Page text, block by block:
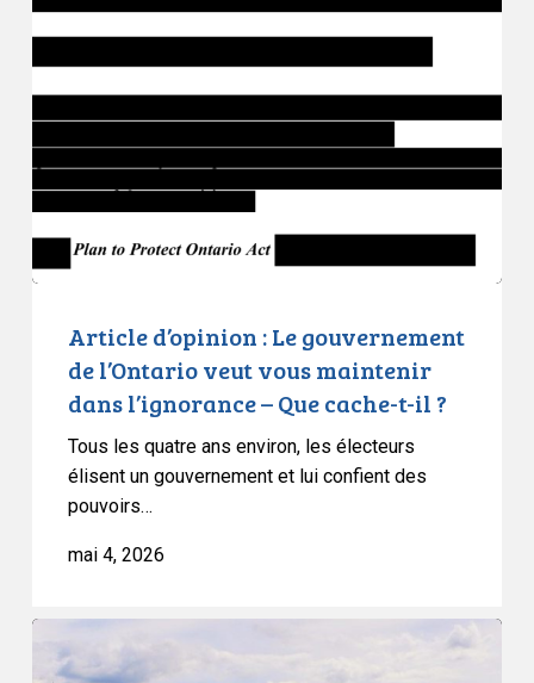
d’opinion
:
Le
l’Ontario
veut
maintenir
cache-
Article d’opinion : Le gouvernement
de l’Ontario veut vous maintenir
dans l’ignorance – Que cache-t-il ?
Tous les quatre ans environ, les électeurs
élisent un gouvernement et lui confient des
pouvoirs…
mai 4, 2026
L’ACLC
dénonce